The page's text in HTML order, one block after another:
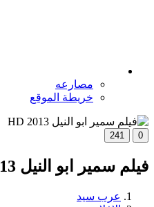
مصارعه
خريطة الموقع
0
241
فيلم سمير ابو النيل 2013 HD
عرب سيد